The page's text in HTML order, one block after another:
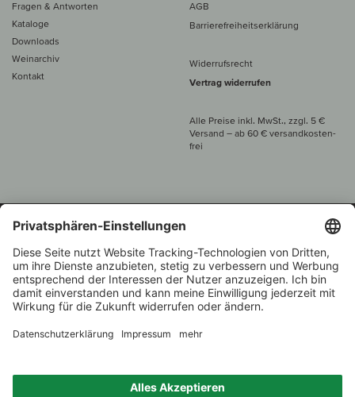
Fragen & Antworten
Kataloge
Downloads
Weinarchiv
Kontakt
AGB
Barrierefreiheitserklärung
Widerrufsrecht
Vertrag widerrufen
Alle Preise inkl. MwSt., zzgl. 5 €
Versand – ab 60 € versand­kosten­
frei
Beratung unter
+49 421 696 797-0
1.000 Winzer –
Über 7.000 Weine
Weinhändler
des Jahres 2022